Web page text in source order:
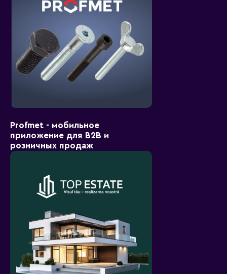
Profmet - мобильное
приложение для B2B и
розничных продаж